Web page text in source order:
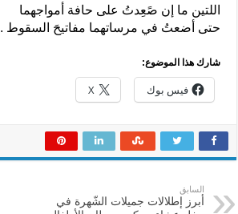
اللتين ما إن صًعِدتُ على حافة أمواجهما
حتى أضعتُ في مرساتهما مفاتيحَ السقوط .
شارك هذا الموضوع:
فيس بوك X
السابق
أبرز إطلالات جميلات الشّهرة في